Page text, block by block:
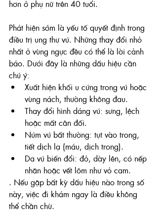
hơn ở phụ nữ trên 40 tuổi.
Phát hiện sớm là yếu tố quyết định trong
điều trị ung thư vú. Những thay đổi nhỏ
nhất ở vùng ngực đều có thể là lời cảnh
báo. Dưới đây là những dấu hiệu cần
chú ý:
Xuất hiện khối u cứng trong vú hoặc
vùng nách, thường không đau.
Thay đổi hình dáng vú: sưng, lệch
hoặc mất cân đối.
Núm vú bất thường: tụt vào trong,
tiết dịch lạ (máu, dịch trong).
Da vú biến đổi: đỏ, dày lên, có nếp
nhăn hoặc vết lõm như vỏ cam.
. Nếu gặp bất kỳ dấu hiệu nào trong số
này, việc đi khám ngay là điều không
thể chần chừ.